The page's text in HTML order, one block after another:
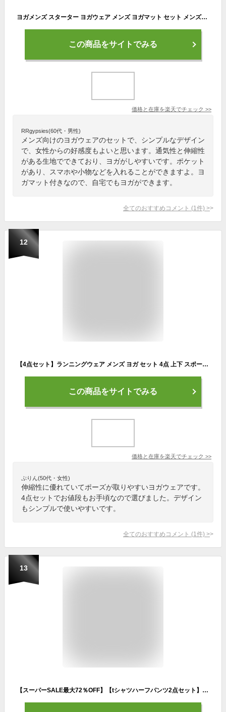
ヨガメンズ スターター ヨガウェア メンズ ヨガマット セット メンズヨガ メンズウエア スポーツウエア 上下 ヨガマット ヨガ レギンス 半袖 Tシャツ 短パン インナー マット セットアップ ギフト 瞑想 長袖 父の日
この商品をサイトでみる
価格と在庫を楽天でチェック >>
RRgypsies(60代・男性)
メンズ向けのヨガウェアのセットで、シンプルなデザイン
で、女性からの好感度もよいと思います。通気性と伸縮性
がある生地でできており、ヨガがしやすいです。ポケット
があり、スマホや小物などを入れることができますよ。ヨ
ガマット付きなので、自宅でもヨガができます。
全てのおすすめコメント (1 件) >
12
【4点セット】ランニングウェア メンズ ヨガ セット 4点 上下 スポーツウエア ヨガウエア ヨガパンツ 通気 伸縮性 半袖Tシャツ パンツ タイツ シンプル 男性用 快適 ジム ランニング かっこいい ホットヨガ コンプレッションウェア サーフィン ジム ダンス
この商品をサイトでみる
価格と在庫を楽天でチェック >>
ぷりん(50代・女性)
伸縮性に優れていてポーズが取りやすいヨガウェアです。
4点セットでお値段もお手頃なので選びました。デザイン
もシンプルで使いやすいです。
全てのおすすめコメント (1 件) >
13
【スーパーSALE最大72％OFF】【tシャツハーフパンツ2点セット】メンズ スポーツウェア 上下セット スポーツウェア メンズ 上下 半袖 パンツ tシャツ 上下 パンツ 上下 半袖 ハーフパンツ メンズ ジャージ トレーニングウェア ヨガウェア